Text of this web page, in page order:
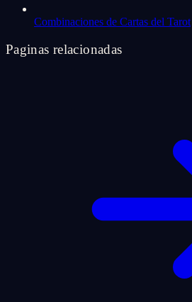
Combinaciones de Cartas del Tarot
Paginas relacionadas